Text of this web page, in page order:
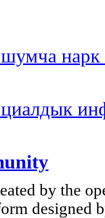
by the
designed